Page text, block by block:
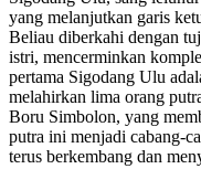
yang melanjutkan garis
Beliau diberkahi dengan
istri, mencerminkan
pertama Sigodang Ulu
melahirkan lima orang
Boru Simbolon, yang
putra ini menjadi cabang-
terus berkembang dan